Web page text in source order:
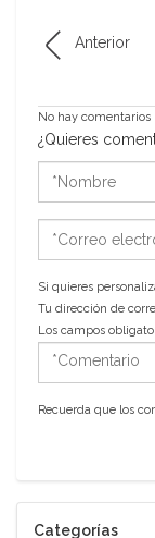
Anterior
No hay comentarios
¿Quieres
electrónico
Si quieres
Tu dirección de
Los campos
*Comentario
Recuerda que los
Categorías